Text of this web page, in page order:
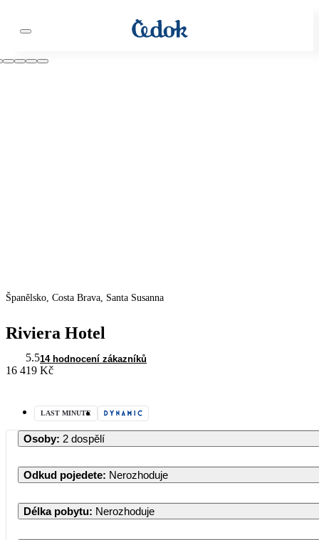
Španělsko, Costa Brava, Santa Susanna
Riviera Hotel
5.514 hodnocení zákazníků
16 419 Kč
LAST MINUTE
Osoby: 2 dospělí
Odkud pojedete: Nerozhoduje
Délka pobytu: Nerozhoduje